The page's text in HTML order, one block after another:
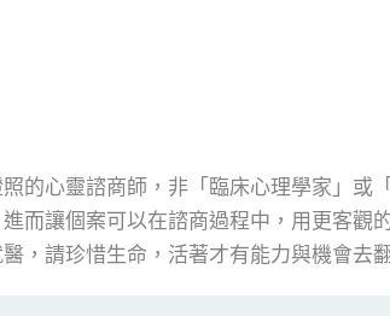
的心靈諮商師，非「臨床心理學家」
而讓個案可以在諮商過程中，用更客
，請珍惜生命，活著才有能力與機會去